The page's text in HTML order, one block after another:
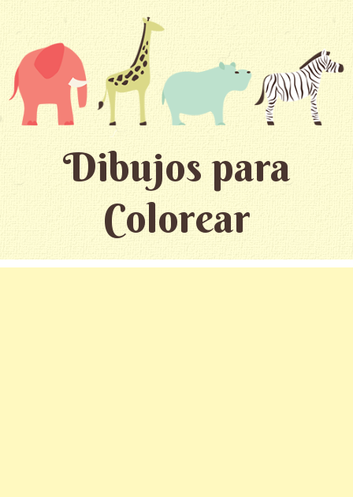
Dibujos para
Colorear